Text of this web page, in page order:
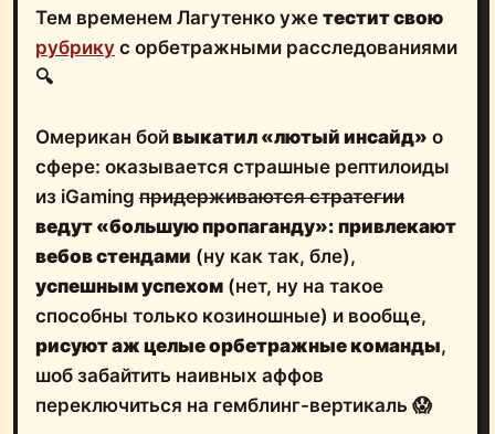
Тем временем Лагутенко уже тестит свою
рубрику с орбетражными расследованиями
🔍
Омерикан бойвыкатил «лютый инсайд» о
сфере: оказывается страшные рептилоиды
из iGaming придерживаются стратегии
ведут «большую пропаганду»: привлекают
вебов стендами (ну как так, бле),
успешным успехом (нет, ну на такое
способны только козиношные) и вообще,
рисуют аж целые орбетражные команды,
шоб забайтить наивных аффов
переключиться на гемблинг-вертикаль 😱